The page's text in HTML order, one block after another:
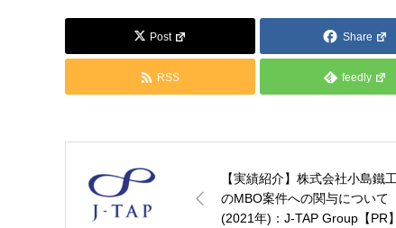
Post Share
RSS feedly
【実績紹介】株式会社小島鐵
のMBO案件への関与について
(2021年)：J-TAP Group【PR】